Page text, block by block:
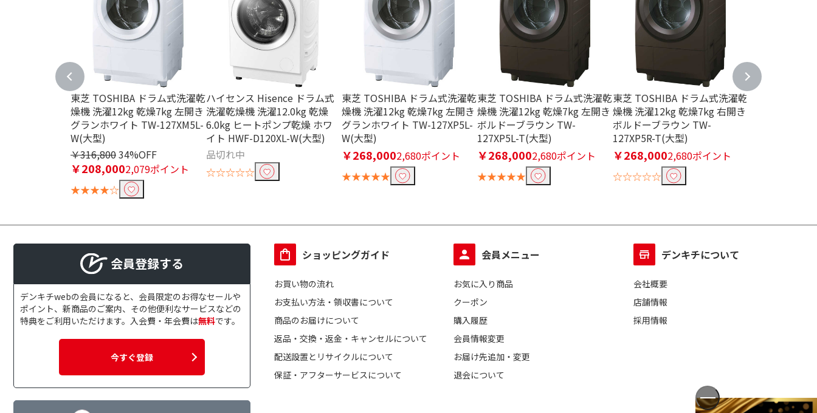
東芝 TOSHIBA ドラム式洗濯乾
燥機 洗濯12kg 乾燥7kg 左開き
グランホワイト TW-127XM5L-
W(大型)
￥316,80034%OFF
￥208,0002,079ポイント
★★★★☆
ハイセンス Hisence ドラム式
洗濯乾燥機 洗濯12.0kg 乾燥
6.0kg ヒートポンプ乾燥 ホワ
イト HWF-D120XL-W(大型)
品切れ中
☆☆☆☆☆
東芝 TOSHIBA ドラム式洗濯乾
燥機 洗濯12kg 乾燥7kg 左開き
グランホワイト TW-127XP5L-
W(大型)
￥268,0002,680ポイント
★★★★★
東芝 TOSHIBA ドラム式洗濯乾
燥機 洗濯12kg 乾燥7kg 左開き
ボルドーブラウン TW-
127XP5L-T(大型)
￥268,0002,680ポイント
★★★★★
東芝 TOSHIBA ドラム式洗濯乾
燥機 洗濯12kg 乾燥7kg 右開き
ボルドーブラウン TW-
127XP5R-T(大型)
￥268,0002,680ポイント
☆☆☆☆☆
会員登録する
デンキチwebの会員になると、会員限定のお得なセールや
ポイント、新商品のご案内、その他便利なサービスなどの
特典をご利用いただけます。入会費・年会費は無料です。
今すぐ登録
ショッピングガイド
お買い物の流れ
お支払い方法・領収書について
商品のお届けについて
返品・交換・返金・キャンセルについて
配送設置とリサイクルについて
保証・アフターサービスについて
会員メニュー
お気に入り商品
クーポン
購入履歴
会員情報変更
お届け先追加・変更
退会について
デンキチについて
会社概要
店舗情報
採用情報